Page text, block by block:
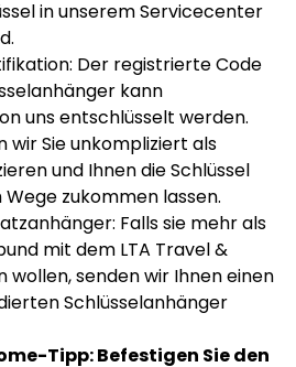
in unserem Servicecenter
Der registrierte Code
kann
uns entschlüsselt werden.
wir Sie unkompliziert als
und Ihnen die Schlüssel
zukommen lassen.
Falls sie mehr als
mit dem LTA Travel &
wollen, senden wir Ihnen einen
Schlüsselanhänger
Tipp: Befestigen Sie den